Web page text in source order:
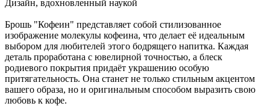
Дизайн, вдохновленный наукой
Брошь "Кофеин" представляет собой стилизованное
изображение молекулы кофеина, что делает её идеальным
выбором для любителей этого бодрящего напитка. Каждая
деталь проработана с ювелирной точностью, а блеск
родиевого покрытия придаёт украшению особую
притягательность. Она станет не только стильным акцентом
вашего образа, но и оригинальным способом выразить свою
любовь к кофе.